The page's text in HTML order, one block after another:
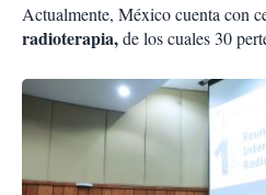
Actualmente, México cuenta con
radioterapia,de los cuales 30